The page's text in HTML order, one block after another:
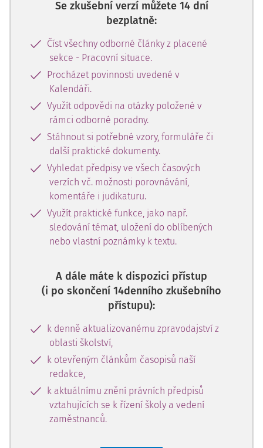
Se zkušební verzí můžete 14 dní
bezplatně:
Číst všechny odborné články z placené
sekce - Pracovní situace.
Procházet povinnosti uvedené v
Kalendáři.
Využít odpovědi na otázky položené v
rámci odborné poradny.
Stáhnout si potřebné vzory, formuláře či
další praktické dokumenty.
Vyhledat předpisy ve všech časových
verzích vč. možnosti porovnávání,
komentáře i judikaturu.
Využít praktické funkce, jako např.
sledování témat, uložení do oblíbených
nebo vlastní poznámky k textu.
A dále máte k dispozici přístup
(i po skončení 14denního zkušebního
přístupu):
k denně aktualizovanému zpravodajství z
oblasti školství,
k otevřeným článkům časopisů naší
redakce,
k aktuálnímu znění právních předpisů
vztahujících se k řízení školy a vedení
zaměstnanců.